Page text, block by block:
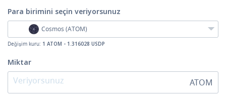
Para birimini seçin veriyorsunuz
Cosmos (ATOM)
Değişim kuru: 1 ATOM - 1.316028 USDP
Miktar
ATOM